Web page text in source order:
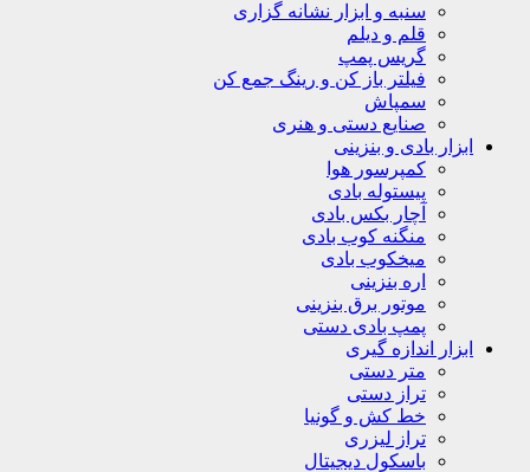
سنبه و ابزار نشانه گزاری
قلم و دیلم
گریس پمپ
فیلتر باز کن و رینگ جمع کن
سمپاش
صنایع دستی و هنری
ابزار بادی و بنزینی
کمپرسور هوا
پیستوله بادی
آچار بکس بادی
منگنه کوب بادی
میخکوب بادی
اره بنزینی
موتور برق بنزینی
پمپ بادی دستی
ابزار اندازه گیری
متر دستی
تراز دستی
خط کش و گونیا
تراز لیزری
باسکول دیجیتال